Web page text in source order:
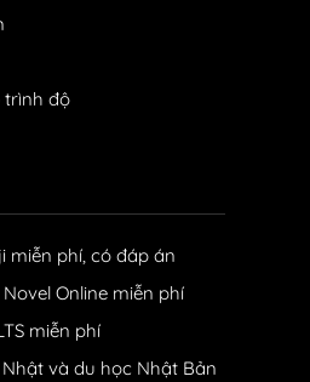
trình độ
miễn phí, có đáp án
Online miễn phí
miễn phí
và du học Nhật Bản